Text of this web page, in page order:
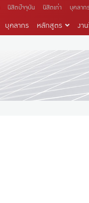
นิสิตปัจจุบัน นิสิตเก่า บุคลาก
บุคลากร หลักสูตร งา